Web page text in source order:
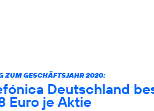
ZUM GESCHÄFTSJAHR 2020:
Deutschland
Euro je Aktie